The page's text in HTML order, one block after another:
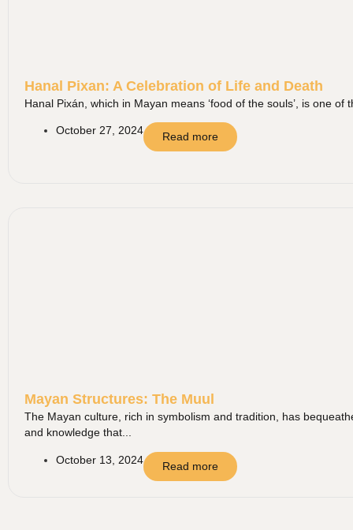
Hanal Pixan: A Celebration of Life and Death
Hanal Pixán, which in Mayan means ‘food of the souls’, is one
October 27, 2024 Read more
Mayan Structures: The Muul
The Mayan culture, rich in symbolism and tradition, has
and knowledge that...
October 13, 2024 Read more